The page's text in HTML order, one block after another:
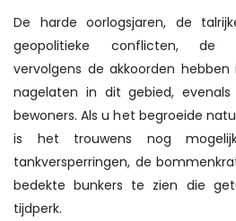
De harde oorlogsjaren, de
geopolitieke conflicten, de
vervolgens de akkoorden
nagelaten in dit gebied,
bewoners. Als u het begroeide
is het trouwens nog
tankversperringen, de
bedekte bunkers te zien die
tijdperk.